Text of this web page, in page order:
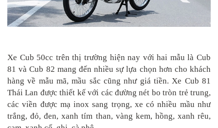
Xe Cub 50cc trên thị trường hiện nay với hai mẫu là Cub
81 và Cub 82 mang đến nhiều sự lựa chọn hơn cho khách
hàng về mẫu mã, mầu sắc cũng như giá tiền. Xe Cub 81
Thái Lan được thiết kế với các đường nét bo tròn trẻ trung,
các viền được mạ inox sang trọng, xe có nhiều mầu như
trắng, đỏ, đen, xanh tím than, vàng kem, hồng, xanh rêu,